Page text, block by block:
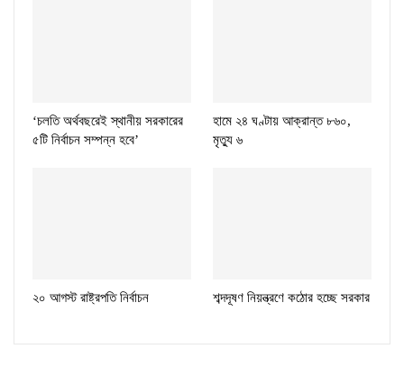
‘চলতি অর্থবছরেই স্থানীয় সরকারের
৫টি নির্বাচন সম্পন্ন হবে’
হামে ২৪ ঘণ্টায় আক্রান্ত ৮৬০,
মৃত্যু ৬
২০ আগস্ট রাষ্ট্রপতি নির্বাচন শব্দদূষণ নিয়ন্ত্রণে কঠোর হচ্ছে সরকার